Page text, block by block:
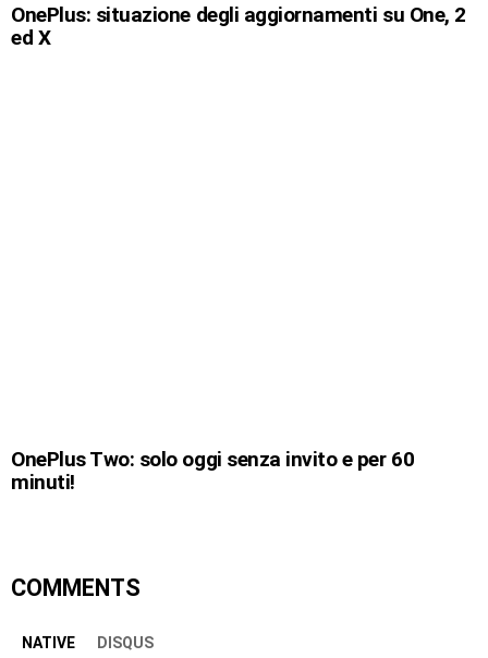
OnePlus: situazione degli aggiornamenti su One, 2
ed X
OnePlus Two: solo oggi senza invito e per 60
minuti!
COMMENTS
NATIVE DISQUS